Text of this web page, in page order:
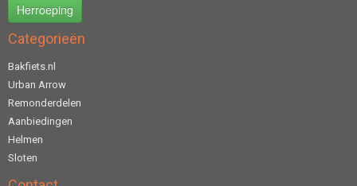
Herroeping
Categorieën
Bakfiets.nl
Urban Arrow
Remonderdelen
Aanbiedingen
Helmen
Sloten